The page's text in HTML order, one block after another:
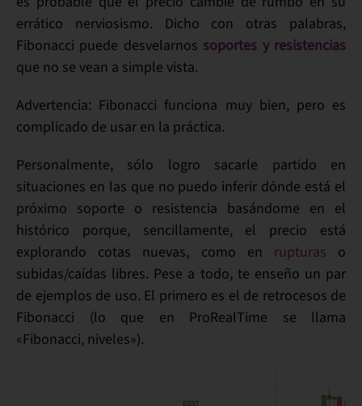
errático nerviosismo. Dicho con otras palabras,
Fibonacci puede desvelarnos soportes y resistencias
que no se vean a simple vista.
Advertencia: Fibonacci funciona muy bien, pero es
complicado de usar en la práctica.
Personalmente, sólo logro sacarle partido en
situaciones en las que no puedo inferir dónde está el
próximo soporte o resistencia basándome en el
histórico porque, sencillamente, el precio está
explorando cotas nuevas, como en rupturas o
subidas/caídas libres. Pese a todo, te enseño un par
de ejemplos de uso. El primero es el de retrocesos de
Fibonacci (lo que en ProRealTime se llama
«Fibonacci, niveles»).